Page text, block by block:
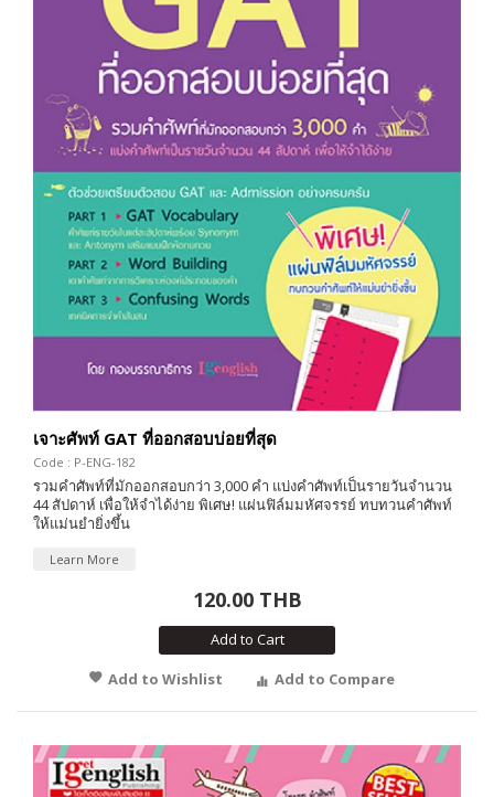
เจาะศัพท์ GAT ที่ออกสอบบ่อยที่สุด
Code : P-ENG-182
รวมคำศัพท์ที่มักออกสอบกว่า 3,000 คำ แบ่งคำศัพท์เป็นรายวันจำนวน
44 สัปดาห์ เพื่อให้จำได้ง่าย พิเศษ! แผ่นฟิล์มมหัศจรรย์ ทบทวนคำศัพท์
ให้แม่นยำยิ่งขึ้น
Learn More
120.00 THB
Add to Cart
Add to Wishlist
Add to Compare